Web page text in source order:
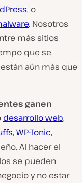
, o
. Nosotros
más sitios
que se
aún más que
ganen
desarrollo web,
, WP-Tonic,
Al hacer el
se pueden
y no estar